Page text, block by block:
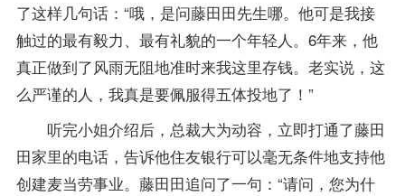
了这样几句话：“哦，是问藤田田先生哪。他可是我接
触过的最有毅力、最有礼貌的一个年轻人。6年来，他
真正做到了风雨无阻地准时来我这里存钱。老实说，这
么严谨的人，我真是要佩服得五体投地了！”
听完小姐介绍后，总裁大为动容，立即打通了藤田
田家里的电话，告诉他住友银行可以毫无条件地支持他
创建麦当劳事业。藤田田追问了一句：“请问，您为什